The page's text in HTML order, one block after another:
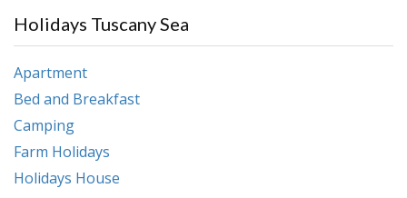
Holidays Tuscany Sea
Apartment
Bed and Breakfast
Camping
Farm Holidays
Holidays House